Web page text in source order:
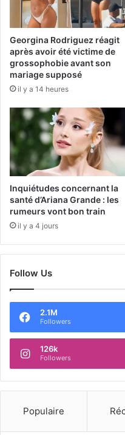
Georgina Rodriguez réagit
après avoir été victime de
grossophobie avant son
mariage supposé
il y a 14 heures
Inquiétudes concernant la
santé d’Ariana Grande : les
rumeurs vont bon train
il y a 4 jours
Follow Us
2.1M
Followers
126k
Followers
Populaire